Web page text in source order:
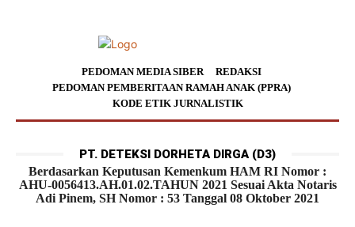
PEDOMAN MEDIA SIBER
REDAKSI
PEDOMAN PEMBERITAAN RAMAH ANAK (PPRA)
KODE ETIK JURNALISTIK
PT. DETEKSI DORHETA DIRGA (D3)
Berdasarkan Keputusan Kemenkum HAM RI Nomor :
AHU-0056413.AH.01.02.TAHUN 2021 Sesuai Akta Notaris
Adi Pinem, SH Nomor : 53 Tanggal 08 Oktober 2021